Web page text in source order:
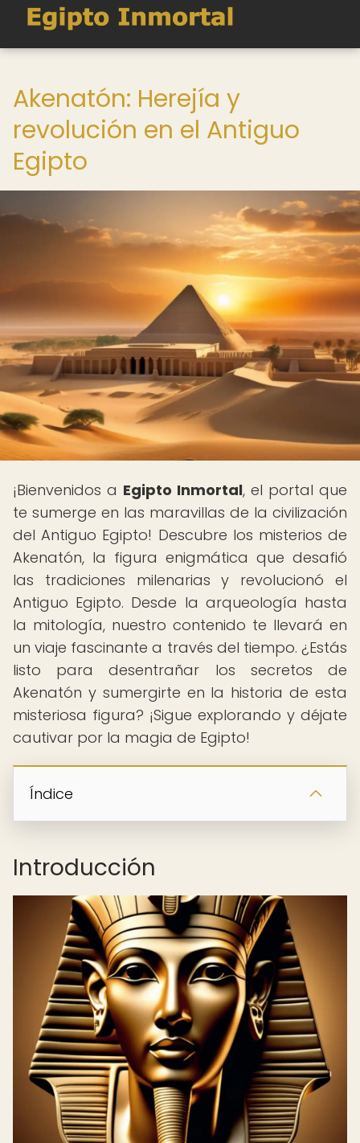
Akenatón: Herejía y
revolución en el Antiguo
Egipto
¡Bienvenidos a Egipto Inmortal, el portal que
te sumerge en las maravillas de la civilización
del Antiguo Egipto! Descubre los misterios de
Akenatón, la figura enigmática que desafió
las tradiciones milenarias y revolucionó el
Antiguo Egipto. Desde la arqueología hasta
la mitología, nuestro contenido te llevará en
un viaje fascinante a través del tiempo. ¿Estás
listo para desentrañar los secretos de
Akenatón y sumergirte en la historia de esta
misteriosa figura? ¡Sigue explorando y déjate
cautivar por la magia de Egipto!
Índice
Introducción